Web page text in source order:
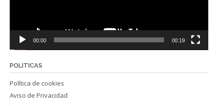
00:00 00:19
POLITICAS
Política de cookies
Aviso de Privacidad